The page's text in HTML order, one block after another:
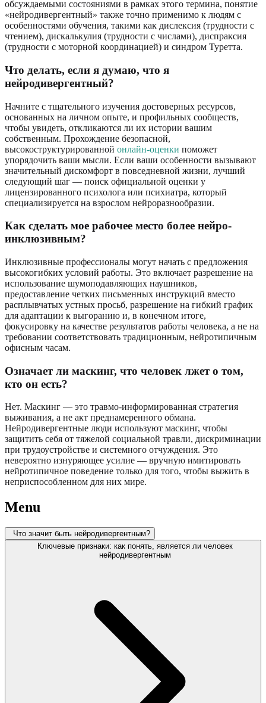
обсуждаемыми состояниями в рамках этого термина, понятие
«нейродивергентный» также точно применимо к людям с
особенностями обучения, такими как дислексия (трудности с
чтением), дискалькулия (трудности с числами), диспраксия
(трудности с моторной координацией) и синдром Туретта.
Что делать, если я думаю, что я
нейродивергентный?
Начните с тщательного изучения достоверных ресурсов,
основанных на личном опыте, и профильных сообществ,
чтобы увидеть, откликаются ли их истории вашим
собственным. Прохождение безопасной,
высокоструктурированной онлайн-оценки поможет
упорядочить ваши мысли. Если ваши особенности вызывают
значительный дискомфорт в повседневной жизни, лучший
следующий шаг — поиск официальной оценки у
лицензированного психолога или психиатра, который
специализируется на взрослом нейроразнообразии.
Как сделать мое рабочее место более нейро-
инклюзивным?
Инклюзивные профессионалы могут начать с предложения
высокогибких условий работы. Это включает разрешение на
использование шумоподавляющих наушников,
предоставление четких письменных инструкций вместо
расплывчатых устных просьб, разрешение на гибкий график
для адаптации к выгоранию и, в конечном итоге,
фокусировку на качестве результатов работы человека, а не на
требовании соответствовать традиционным, нейротипичным
офисным часам.
Означает ли маскинг, что человек лжет о том,
кто он есть?
Нет. Маскинг — это травмо-информированная стратегия
выживания, а не акт преднамеренного обмана.
Нейродивергентные люди используют маскинг, чтобы
защитить себя от тяжелой социальной травли, дискриминации
при трудоустройстве и системного отчуждения. Это
невероятно изнуряющее усилие — вручную имитировать
нейротипичное поведение только для того, чтобы выжить в
неприспособленном для них мире.
Menu
Что значит быть нейродивергентным?
Ключевые признаки: как понять, является ли человек
нейродивергентным